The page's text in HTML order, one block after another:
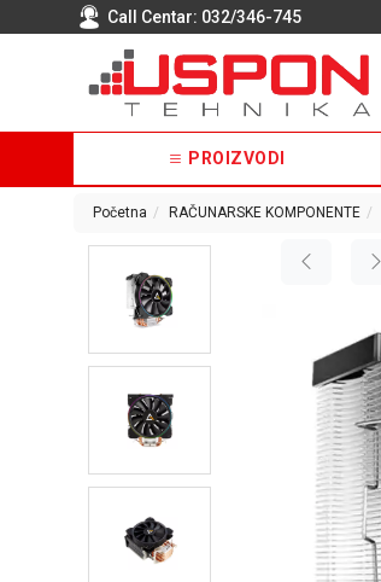
Call Centar: 032/346-745
PROIZVODI
Početna RAČUNARSKE KOMPONENTE